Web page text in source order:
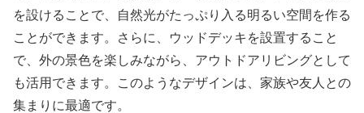
を設けることで、自然光がたっぷり入る明るい空間を作る
ことができます。さらに、ウッドデッキを設置すること
で、外の景色を楽しみながら、アウトドアリビングとして
も活用できます。このようなデザインは、家族や友人との
集まりに最適です。